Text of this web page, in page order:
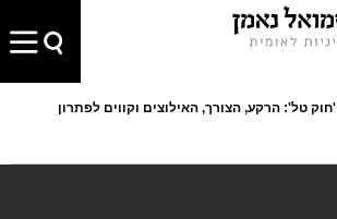
'חוק טל': הרקע, הצורך, האילוצים וקווים לפתרון